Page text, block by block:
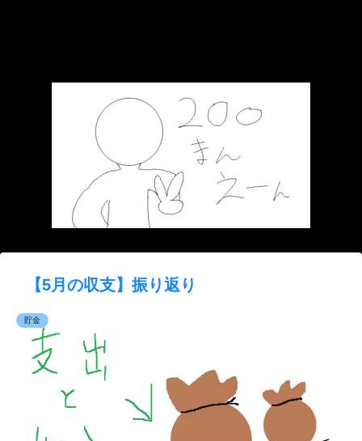
【5月の収支】振り返り
貯金